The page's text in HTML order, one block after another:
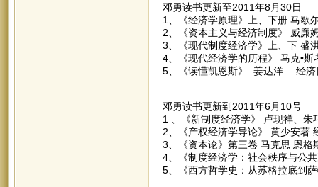
邓勇读书更新至2011年8月30日
1、《经济学原理》上、下册 马歇
2、《资本主义与经济制度》 威廉
3、《现代制度经济学》上、下 盛
4、《现代经济学的历程》 马克•
5、《读懂凯恩斯》 姜达洋 经济
邓勇读书更新到2011年6月10号
1 、《新制度经济学》 卢现祥、朱
2、《产权经济学导论》 黄少安著
3、《资本论》第三卷 马克思 恩格
4、《制度经济学：社会秩序与公
5、《西方哲学史：从苏格拉底到